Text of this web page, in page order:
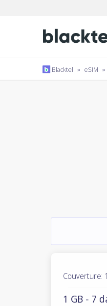
Blacktel » eSIM »
Couverture:
1 GB - 7